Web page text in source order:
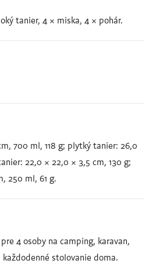
tanier, 4 × miska, 4 × pohár.
700 ml, 118 g; plytký tanier: 26,0
22,0 × 22,0 × 3,5 cm, 130 g;
250 ml, 61 g.
4 osoby na camping, karavan,
stolovanie doma.